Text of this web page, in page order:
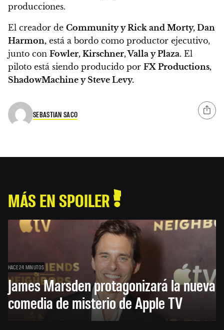
producciones.
El creador de Community y Rick and Morty, Dan
Harmon, está a bordo como productor ejecutivo,
junto con Fowler, Kirschner, Valla y Plaza. El
piloto está siendo producido por FX Productions,
ShadowMachine y Steve Levy.
SEBASTIAN SACO
MÁS EN SPOILER
HACE 24 MINUTOS
James Marsden protagonizará la nueva
comedia de misterio de Apple TV